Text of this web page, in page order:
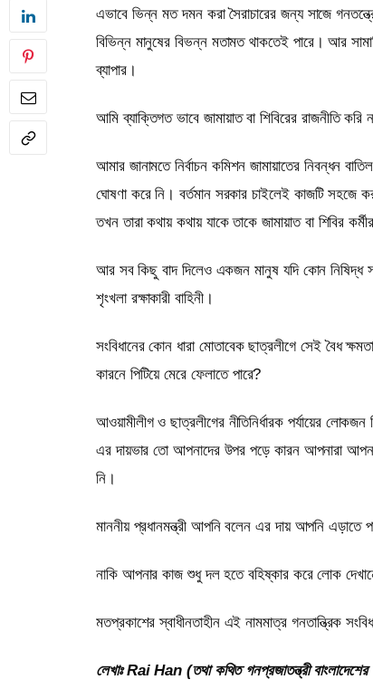
এভাবে ভিন্ন মত দমন করা সৈরাচারের জন্য সাজে
বিভিন্ন মানুষের বিভন্ন মতামত থাকতেই পারে। আর
ব্যাপার।
আমি ব্যাক্তিগত ভাবে জামায়াত বা শিবিরের রাজনীতি
আমার জানামতে নির্বাচন কমিশন জামায়াতের নিবন্ধন
ঘোষণা করে নি। বর্তমান সরকার চাইলেই কাজটি সহজে
তখন তারা কথায় কথায় যাকে তাকে জামায়াত বা শিবির
আর সব কিছু বাদ দিলেও একজন মানুষ যদি কোন নিষিদ্ধ
শৃংখলা রক্ষাকারী বাহিনী।
সংবিধানের কোন ধারা মোতাবেক ছাত্রলীগে সেই বৈধ
কারনে পিটিয়ে মেরে ফেলাতে পারে?
আওয়ামীলীগ ও ছাত্রলীগের নীতিনির্ধারক পর্যায়ের
এর দায়ভার তো আপনাদের উপর পড়ে কারন আপনারা
নি।
মাননীয় প্রধানমন্ত্রী আপনি বলেন এর দায় আপনি এড়াতে
নাকি আপনার কাজ শুধু দল হতে বহিষ্কার করে লোক
মতপ্রকাশের স্বাধীনতাহীন এই নামমাত্র গনতান্ত্রিক
লেখাঃ Rai Han (তথা কথিত গনপ্রজাতন্ত্রী